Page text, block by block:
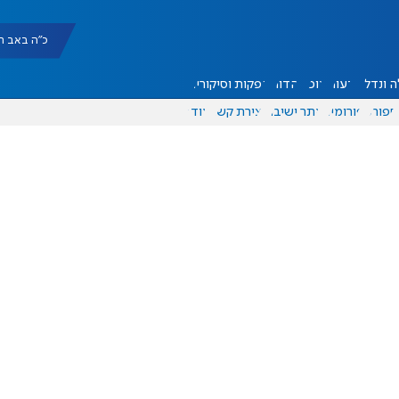
כ"ה באב תשפ"ו
ונדל"ן דעות אוכל יהדות הפקות וסיקורים
ספורט פורומים אתר ישיבה יצירת קשר עוד